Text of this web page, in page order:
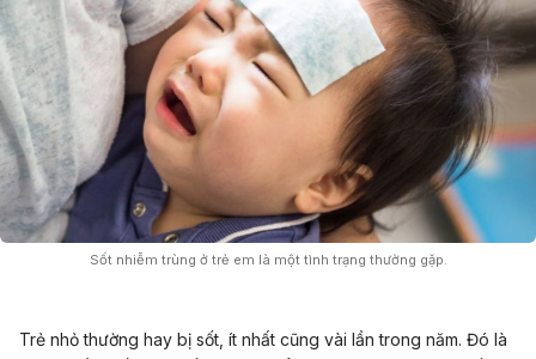
Sốt nhiễm trùng ở trẻ em là một tình trạng thường gặp.
Trẻ nhỏ thường hay bị sốt, ít nhất cũng vài lần trong năm. Đó là